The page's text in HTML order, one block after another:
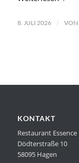
8. JULI 2026 / VON
KONTAKT
Restaurant Essence
Dödterstraße 10
58095 Hagen